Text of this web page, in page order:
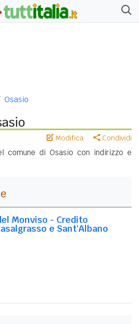
Osasio
Modifica Condividi
comune di Osasio con indirizzo e
Monviso - Credito
e Sant'Albano